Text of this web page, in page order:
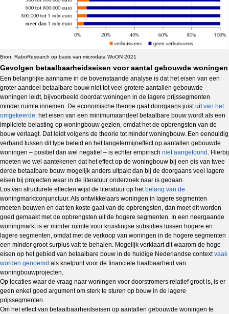
Bron: RaboResearch op basis van microdata WoON 2021
Gevolgen betaalbaarheidseisen voor aantal gebouwde woningen
Een belangrijke aanname in de bovenstaande analyse is dat het eisen van een
groter aandeel betaalbare bouw niet tot veel grotere aantallen gebouwde
woningen leidt, bijvoorbeeld doordat woningen in de lagere prijssegmenten
minder ruimte innemen. De economische theorie gaat doorgaans juist uitvan het
omgekeerde: het eisen van een minimumaandeel betaalbare bouw wordt als een
impliciete belasting op woningbouw gezien, omdat het de opbrengsten van de
bouw verlaagt. Dat leidt volgens de theorie tot minder woningbouw. Een eenduidig
verband tussen dit type beleid en het langetermijneffect op aantallen gebouwde
woningen – positief dan wel negatief – is echter empirisch niet aangetoond . Hierbij
moeten we wel aantekenen dat het effect op de woningbouw bij een eis van twee
derde betaalbare bouw mogelijk anders uitpakt dan bij de doorgaans veel lagere
eisen bij projecten waar in de literatuur onderzoek naar is gedaan.
Los van structurele effecten wijst de literatuur op het belang van de
woningmarktconjunctuur. Als ontwikkelaars woningen in lagere segmenten
moeten bouwen en dat ten koste gaat van de opbrengsten, dan moet dit worden
goed gemaakt met de opbrengsten uit de hogere segmenten. In een neergaande
woningmarkt is er minder ruimte voor kruislingse subsidies tussen hogere en
lagere segmenten, omdat met de verkoop van woningen in de hogere segmenten
een minder groot surplus valt te behalen. Mogelijk verklaart dit waarom de hoge
eisen op het gebied van betaalbare bouw in de huidige Nederlandse contextvaak
worden genoemd als knelpunt voor de financiële haalbaarheid van
woningbouwprojecten.
Op locaties waar de vraag naar woningen voor doorstromers relatief groot is, is er
geen enkel goed argument om sterk te sturen op bouw in de lagere
prijssegmenten.
Om het effect van betaalbaarheidseisen op aantallen gebouwde woningen te